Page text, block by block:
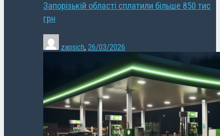
Запорізькій області сплатили більше 850 тис
грн
zapsich, 26/03/2026